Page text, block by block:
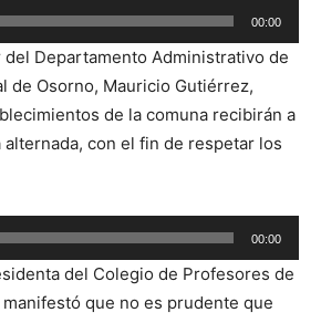
00:00
Departamento Administrativo de
de Osorno, Mauricio Gutiérrez,
de la comuna recibirán a
alternada, con el fin de respetar los
00:00
del Colegio de Profesores de
manifestó que no es prudente que